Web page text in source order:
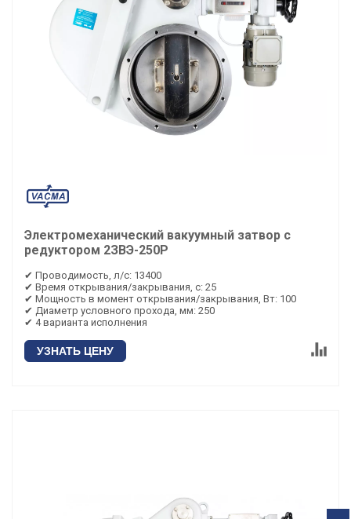
Электромеханический вакуумный затвор с
редуктором 2ЗВЭ-250Р
✔ Проводимость, л/с: 13400
✔ Время открывания/закрывания, с: 25
✔ Мощность в момент открывания/закрывания, Вт: 100
✔ Диаметр условного прохода, мм: 250
✔ 4 варианта исполнения
УЗНАТЬ ЦЕНУ